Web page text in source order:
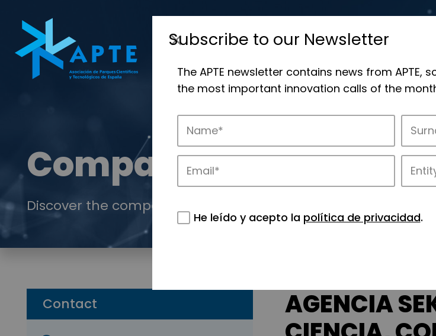
Companies
Discover the companies that drive innovation in APTE’s parks.
Contact
AGENCIA
Subscribe to our Newsletter
The APTE newsletter contains news from APTE,
the most important innovation calls of the
He leído y acepto la política de privacidad.